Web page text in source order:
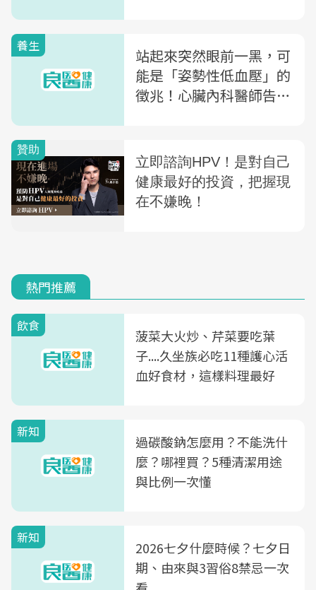
養生
站起來突然眼前一黑，可
能是「姿勢性低血壓」的
徵兆！心臟內科醫師告訴
熱門推薦
飲食
菠菜大火炒、芹菜要吃葉
子....久坐族必吃11種護心活
血好食材，這樣料理最好
新知
過碳酸鈉怎麼用？不能洗什
麼？哪裡買？5種清潔用途
與比例一次懂
新知
2026七夕什麼時候？七夕日
期、由來與3習俗8禁忌一次